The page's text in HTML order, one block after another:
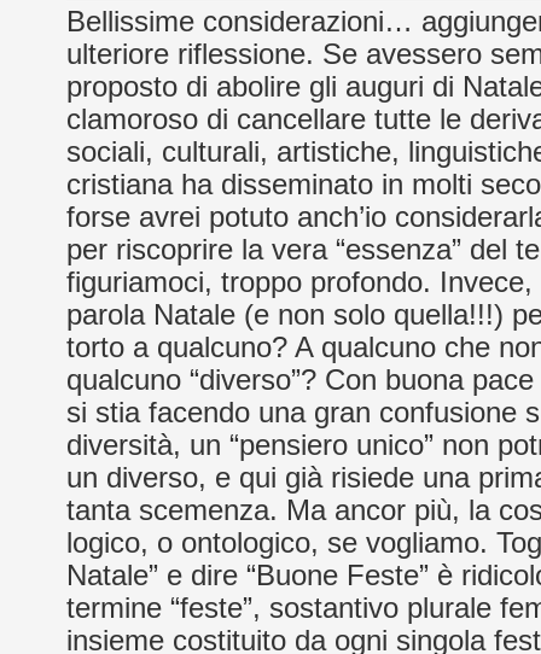
Bellissime considerazioni…
ulteriore riflessione. Se avessero
proposto di abolire gli auguri di
clamoroso di cancellare tutte le
sociali, culturali, artistiche,
cristiana ha disseminato in molti
forse avrei potuto anch’io
per riscoprire la vera “essenza” del
figuriamoci, troppo profondo.
parola Natale (e non solo quella!!!)
torto a qualcuno? A qualcuno che
qualcuno “diverso”? Con buona
si stia facendo una gran confusione
diversità, un “pensiero unico” non
un diverso, e qui già risiede una
tanta scemenza. Ma ancor più, la
logico, o ontologico, se vogliamo.
Natale” e dire “Buone Feste” è
termine “feste”, sostantivo plurale
insieme costituito da ogni singola